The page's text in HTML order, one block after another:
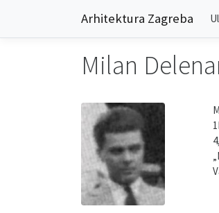
Arhitektura Zagreba
Milan